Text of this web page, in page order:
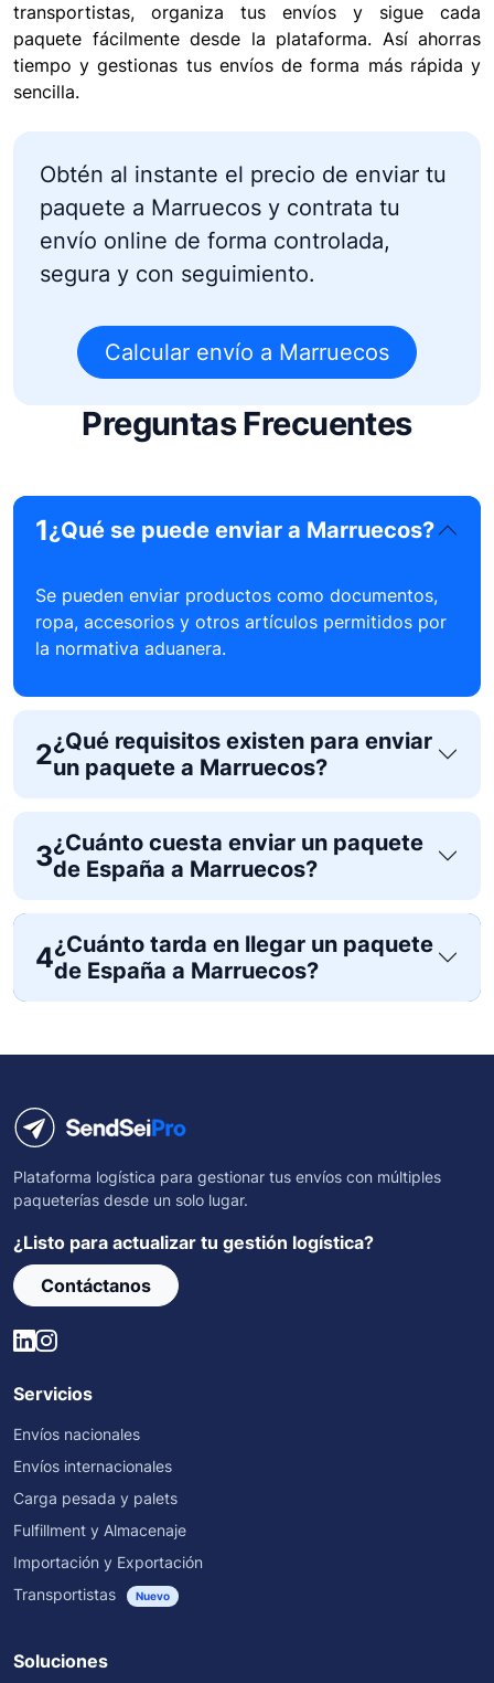
transportistas, organiza tus envíos y sigue cada
paquete fácilmente desde la plataforma. Así ahorras
tiempo y gestionas tus envíos de forma más rápida y
sencilla.
Obtén al instante el precio de enviar tu
paquete a Marruecos y contrata tu
envío online de forma controlada,
segura y con seguimiento.
Calcular envío a Marruecos
Preguntas Frecuentes
1¿Qué se puede enviar a Marruecos?
Se pueden enviar productos como documentos,
ropa, accesorios y otros artículos permitidos por
la normativa aduanera.
2¿Qué requisitos existen para enviar
un paquete a Marruecos?
3¿Cuánto cuesta enviar un paquete
de España a Marruecos?
4¿Cuánto tarda en llegar un paquete
de España a Marruecos?
Plataforma logística para gestionar tus envíos con múltiples
paqueterías desde un solo lugar.
¿Listo para actualizar tu gestión logística?
Contáctanos
Servicios
Envíos nacionales
Envíos internacionales
Carga pesada y palets
Fulfillment y Almacenaje
Importación y Exportación
Transportistas
Nuevo
Soluciones